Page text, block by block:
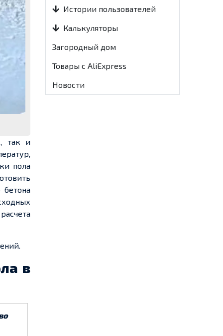
так и
пола
бетона
в
Истории пользователей
Калькуляторы
Загородный дом
Товары с AliExpress
Новости